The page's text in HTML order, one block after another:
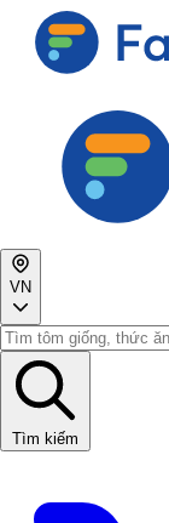
VN
Tìm kiếm